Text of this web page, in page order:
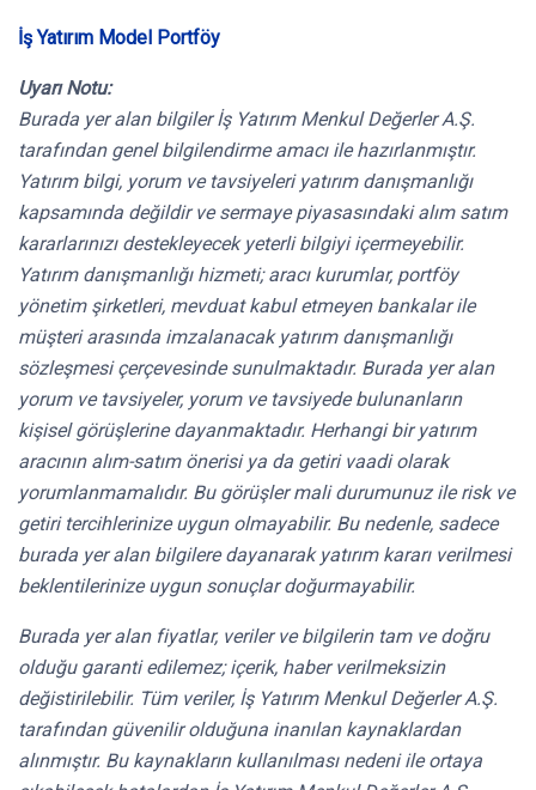
İş Yatırım Model Portföy
Uyarı Notu:
Burada yer alan bilgiler İş Yatırım Menkul Değerler A.Ş.
tarafından genel bilgilendirme amacı ile hazırlanmıştır.
Yatırım bilgi, yorum ve tavsiyeleri yatırım danışmanlığı
kapsamında değildir ve sermaye piyasasındaki alım satım
kararlarınızı destekleyecek yeterli bilgiyi içermeyebilir.
Yatırım danışmanlığı hizmeti; aracı kurumlar, portföy
yönetim şirketleri, mevduat kabul etmeyen bankalar ile
müşteri arasında imzalanacak yatırım danışmanlığı
sözleşmesi çerçevesinde sunulmaktadır. Burada yer alan
yorum ve tavsiyeler, yorum ve tavsiyede bulunanların
kişisel görüşlerine dayanmaktadır. Herhangi bir yatırım
aracının alım-satım önerisi ya da getiri vaadi olarak
yorumlanmamalıdır. Bu görüşler mali durumunuz ile risk ve
getiri tercihlerinize uygun olmayabilir. Bu nedenle, sadece
burada yer alan bilgilere dayanarak yatırım kararı verilmesi
beklentilerinize uygun sonuçlar doğurmayabilir.
Burada yer alan fiyatlar, veriler ve bilgilerin tam ve doğru
olduğu garanti edilemez; içerik, haber verilmeksizin
değistirilebilir. Tüm veriler, İş Yatırım Menkul Değerler A.Ş.
tarafından güvenilir olduğuna inanılan kaynaklardan
alınmıştır. Bu kaynakların kullanılması nedeni ile ortaya